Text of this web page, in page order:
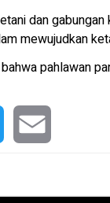
dan
mewujudkan
pahlawan